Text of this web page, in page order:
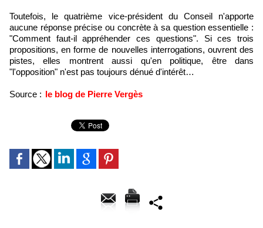
Toutefois, le quatrième vice-président du Conseil n'apporte
aucune réponse précise ou concrète à sa question essentielle :
"Comment faut-il appréhender ces questions". Si ces trois
propositions, en forme de nouvelles interrogations, ouvrent des
pistes, elles montrent aussi qu'en politique, être dans
"l'opposition" n'est pas toujours dénué d'intérêt…
Source : le blog de Pierre Vergès